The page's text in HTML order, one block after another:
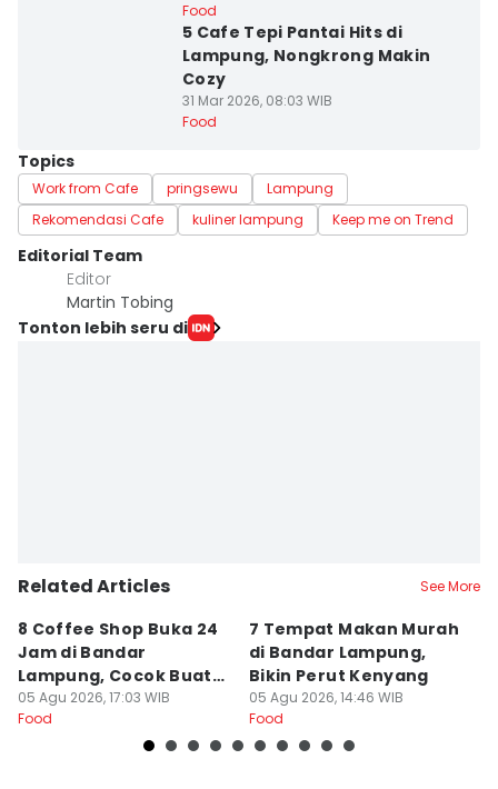
Food
5 Cafe Tepi Pantai Hits di
Lampung, Nongkrong Makin
Cozy
31 Mar 2026, 08:03 WIB
Food
Topics
Work from Cafe pringsewu
Lampung
Rekomendasi Cafe
kuliner lampung Keep me on Trend
Editorial Team
Editor
Martin Tobing
Tonton lebih seru di
Related Articles See More
8 Coffee Shop Buka 24
Jam di Bandar
Lampung, Cocok Buat
Begadang
05 Agu 2026, 17:03 WIB
Food
7 Tempat Makan Murah
di Bandar Lampung,
Bikin Perut Kenyang
05 Agu 2026, 14:46 WIB
Food